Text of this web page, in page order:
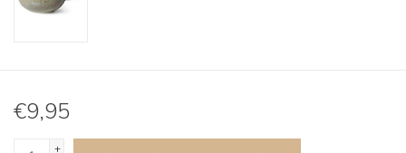
€9,95
+